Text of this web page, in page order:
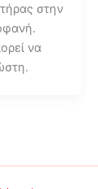
στην
να